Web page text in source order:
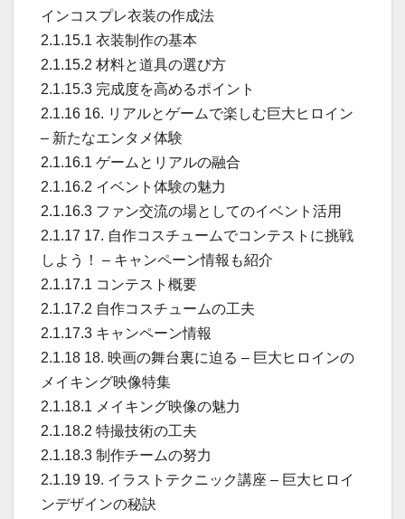
インコスプレ衣装の作成法
2.1.15.1 衣装制作の基本
2.1.15.2 材料と道具の選び方
2.1.15.3 完成度を高めるポイント
2.1.16 16. リアルとゲームで楽しむ巨大ヒロイン
– 新たなエンタメ体験
2.1.16.1 ゲームとリアルの融合
2.1.16.2 イベント体験の魅力
2.1.16.3 ファン交流の場としてのイベント活用
2.1.17 17. 自作コスチュームでコンテストに挑戦
しよう！ – キャンペーン情報も紹介
2.1.17.1 コンテスト概要
2.1.17.2 自作コスチュームの工夫
2.1.17.3 キャンペーン情報
2.1.18 18. 映画の舞台裏に迫る – 巨大ヒロインの
メイキング映像特集
2.1.18.1 メイキング映像の魅力
2.1.18.2 特撮技術の工夫
2.1.18.3 制作チームの努力
2.1.19 19. イラストテクニック講座 – 巨大ヒロイ
ンデザインの秘訣